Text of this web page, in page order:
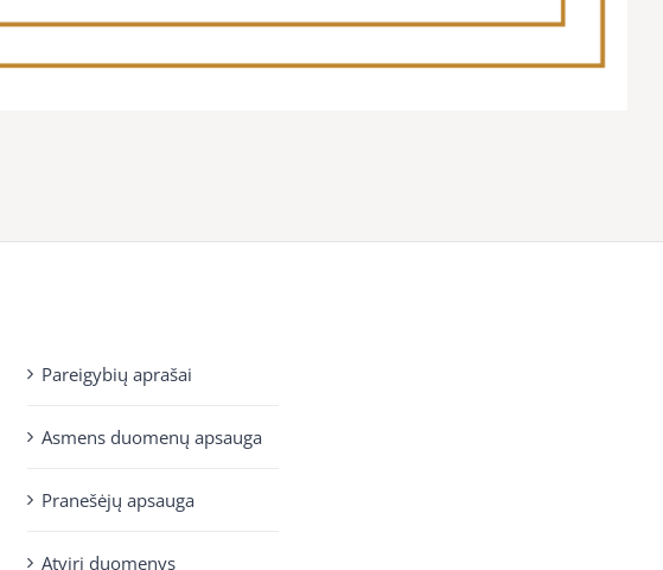
Pareigybių aprašai
Asmens duomenų apsauga
Pranešėjų apsauga
Atviri duomenys